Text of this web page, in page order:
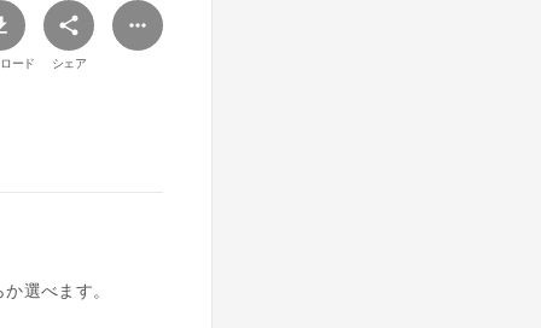
ード シェア
選べます。